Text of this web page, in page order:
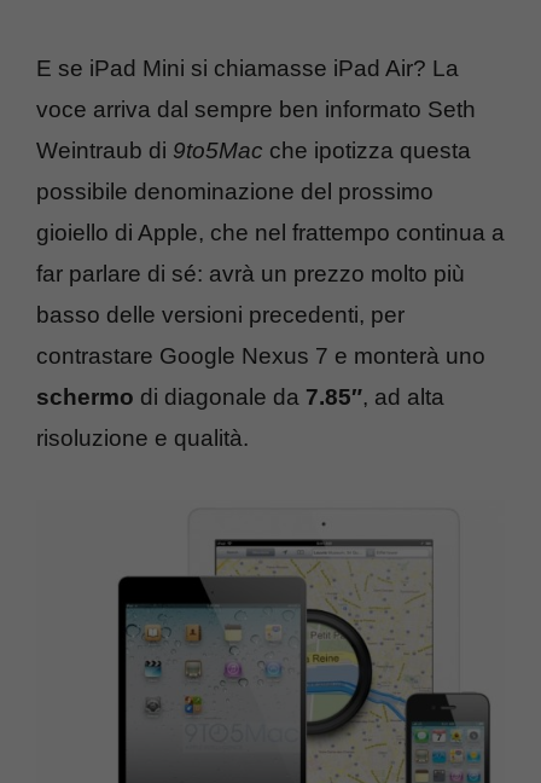
E se iPad Mini si chiamasse iPad Air? La
voce arriva dal sempre ben informato Seth
Weintraub di 9to5Mac che ipotizza questa
possibile denominazione del prossimo
gioiello di Apple, che nel frattempo continua a
far parlare di sé: avrà un prezzo molto più
basso delle versioni precedenti, per
contrastare Google Nexus 7 e monterà uno
schermo di diagonale da 7.85″, ad alta
risoluzione e qualità.